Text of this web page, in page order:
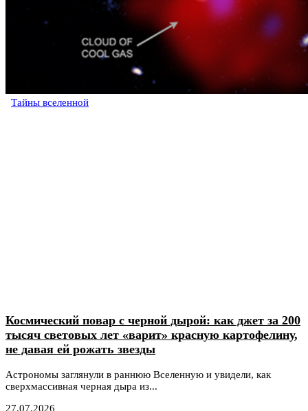
Тайны вселенной
Космический повар с черной дырой: как джет за 200
тысяч световых лет «варит» красную картофелину,
не давая ей рожать звезды
Астрономы заглянули в раннюю Вселенную и увидели, как
сверхмассивная черная дыра из...
27.07.2026